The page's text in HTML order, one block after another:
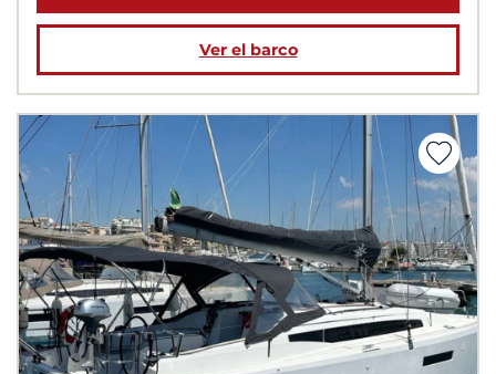
Ver el barco